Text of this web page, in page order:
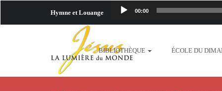
Hymne et Louange 00:00
BIBLIOTHÈQUE ÉCOLE DU